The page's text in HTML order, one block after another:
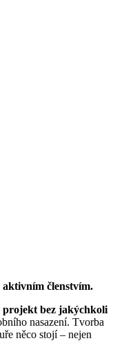
aktivním členstvím.
projekt bez jakýchkoli
nasazení. Tvorba
něco stojí – nejen